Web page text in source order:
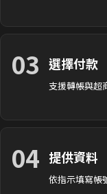
03 選擇付款
支援轉帳與超
04 提供資料
依指示填寫帳